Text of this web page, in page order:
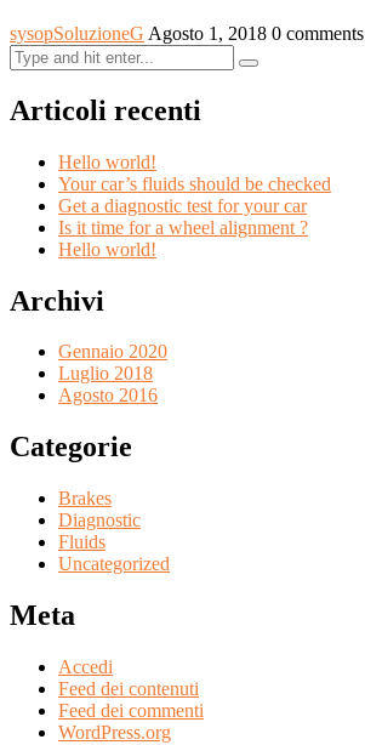
sysopSoluzioneG Agosto 1, 2018 0 comments
Articoli recenti
Hello world!
Your car’s fluids should be checked
Get a diagnostic test for your car
Is it time for a wheel alignment ?
Hello world!
Archivi
Gennaio 2020
Luglio 2018
Agosto 2016
Categorie
Brakes
Diagnostic
Fluids
Uncategorized
Meta
Accedi
Feed dei contenuti
Feed dei commenti
WordPress.org